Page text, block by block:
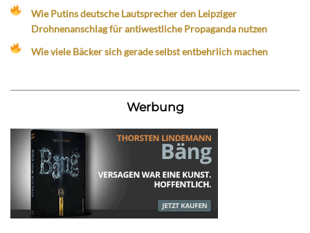
Wie Putins deutsche Lautsprecher den Leipziger
Drohnenanschlag für antiwestliche Propaganda nutzen
Wie viele Bäcker sich gerade selbst entbehrlich machen
Werbung